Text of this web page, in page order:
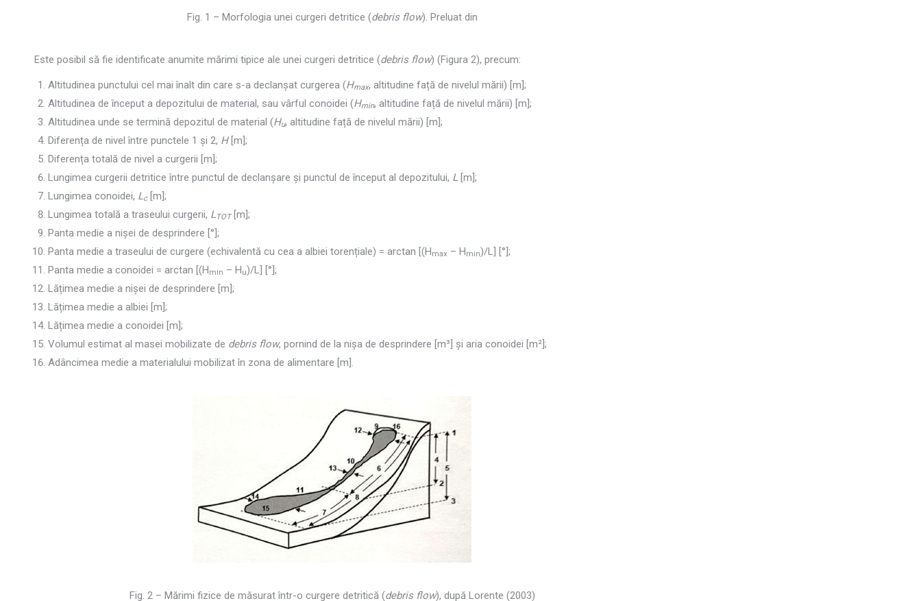
Fig. 1 – Morfologia unei curgeri detritice (debris flow). Preluat din
Este posibil să fie identificate anumite mărimi tipice ale unei curgeri detritice (debris flow) (Figura 2), precum:
Altitudinea punctului cel mai înalt din care s-a declanșat curgerea (Hmax, altitudine față de nivelul mării) [m];
Altitudinea de început a depozitului de material, sau vârful conoidei (Hmin, altitudine față de nivelul mării) [m];
Altitudinea unde se termină depozitul de material (Hu, altitudine față de nivelul mării) [m];
Diferența de nivel între punctele 1 și 2, H[m];
Diferența totală de nivel a curgerii [m];
Lungimea curgerii detritice între punctul de declanșare și punctul de început al depozitului, L [m];
Lungimea conoidei, L c[m];
Lungimea totală a traseului curgerii, L TOT[m];
Panta medie a nișei de desprindere [°];
Panta medie a traseului de curgere (echivalentă cu cea a albiei torențiale) = arctan [(Hmax – Hmin)/L] [°];
Panta medie a conoidei = arctan [(Hmin – Hu)/L] [°];
Lățimea medie a nișei de desprindere [m];
Lățimea medie a albiei [m];
Lățimea medie a conoidei [m];
Volumul estimat al masei mobilizate de debris flow, pornind de la nișa de desprindere [m³] și aria conoidei [m²];
Adâncimea medie a materialului mobilizat în zona de alimentare [m].
Fig. 2 – Mărimi fizice de măsurat într-o curgere detritică (debris flow), după Lorente (2003)